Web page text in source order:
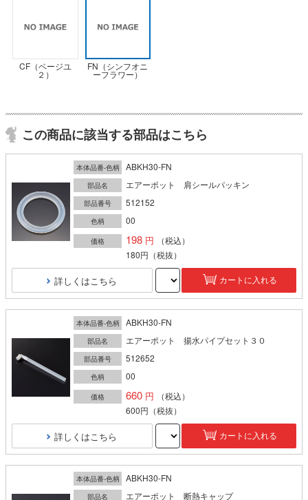
CF（ベージユ
２）
FN（シンフオニ
ーフラワー）
この商品に該当する部品はこちら
本体品番-色柄 ABKH30-FN
部品名 エアーポット 肩シールパッキン
部品番号 512152
色柄 00
価格 198
（税込）
180円 （税抜）
詳しくはこちら カートに入れる
本体品番-色柄 ABKH30-FN
部品名 エアーポット 揚水パイプセット３０
部品番号 512652
色柄 00
価格 660
（税込）
600円 （税抜）
詳しくはこちら カートに入れる
本体品番-色柄 ABKH30-FN
部品名 エアーポット 断熱キャップ